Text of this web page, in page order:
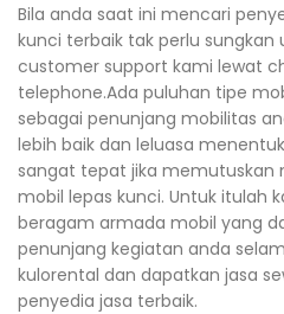
Bila anda saat ini mencari
kunci terbaik tak perlu
customer support kami lewat
telephone.Ada puluhan tipe
sebagai penunjang mobilitas
lebih baik dan leluasa
sangat tepat jika memutuskan
mobil lepas kunci. Untuk itulah
beragam armada mobil yang
penunjang kegiatan anda
kulorental dan dapatkan jasa
penyedia jasa terbaik.